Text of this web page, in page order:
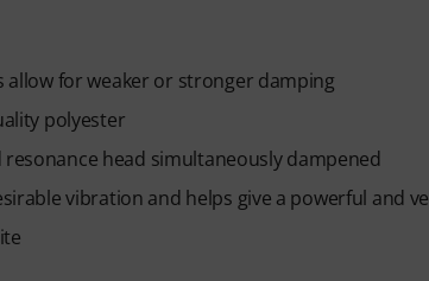
allow for weaker or stronger damping
polyester
head simultaneously dampened
vibration and helps give a powerful and